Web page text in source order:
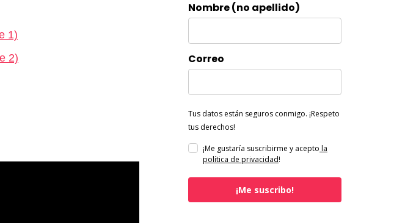
1)
2)
Nombre (no apellido)
Correo
Tus datos están seguros conmigo. ¡Respeto
tus derechos!
¡Me gustaría suscribirme y acepto la
política de privacidad!
¡Me suscribo!